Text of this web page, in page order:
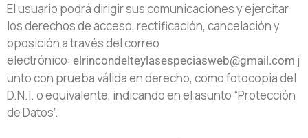
El usuario podrá dirigir sus comunicaciones y ejercitar
los derechos de acceso, rectificación, cancelación y
oposición a través del correo
electrónico: elrincondelteylasespeciasweb@gmail.com j
unto con prueba válida en derecho, como fotocopia del
D.N.I. o equivalente, indicando en el asunto “Protección
de Datos”.